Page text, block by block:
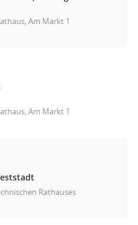
Am Markt 1
Am Markt 1
Rathauses